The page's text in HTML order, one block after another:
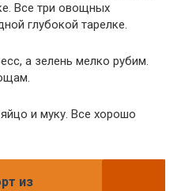
Все три овощных
глубокой тарелке.
а зелень мелко рубим.
и муку. Все хорошо
из